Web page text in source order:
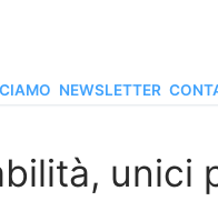
NEWSLETTER
unici